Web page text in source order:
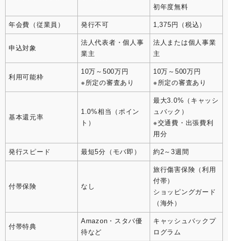
初年度無料
年会費（従業員） 発行不可 1,375円（税込）
申込対象
法人代表者・個人事
業主
法人または個人事業
主
利用可能枠
10万～500万円
※所定の審査あり
10万～500万円
※所定の審査あり
基本還元率
1.0%相当（ポイン
ト）
最大3.0%（キャッシ
ュバック）
※交通費・出張費利
用分
発行スピード 最短5分（モバ即） 約2～3週間
付帯保険 なし
旅行傷害保険（利用
付帯）
ショッピングガード
（海外）
付帯特典
Amazon・スタバ優
待など
キャッシュバックプ
ログラム